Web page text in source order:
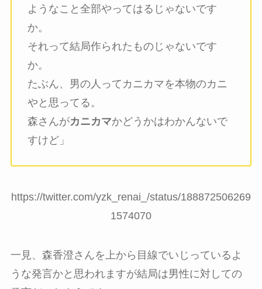
ようなこと全部やってはるじゃないです
か。
それって結局作られたものじゃないです
か。
たぶん、男の人ってカニカマを本物のカニ
やと思ってる。
森さんがカニカマかどうかはわかんないで
すけど」
https://twitter.com/yzk_renai_/status/188872506269
1574070
一見、森香澄さんを上から目線でいじっているよ
うな発言かと思われますが結局は男性に対しての